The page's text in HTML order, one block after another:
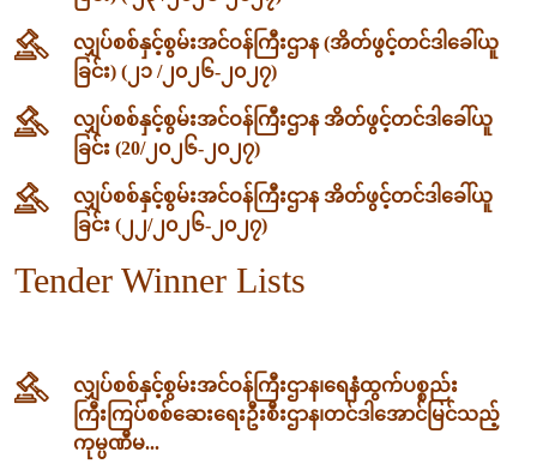
လျှပ်စစ်နှင့်စွမ်းအင်ဝန်ကြီးဌာန (အိတ်ဖွင့်တင်ဒါခေါ်ယူ
ခြင်း) (၂၁ /၂၀၂၆-၂၀၂၇)
လျှပ်စစ်နှင့်စွမ်းအင်ဝန်ကြီးဌာန အိတ်ဖွင့်တင်ဒါခေါ်ယူ
ခြင်း (20/၂၀၂၆-၂၀၂၇)
လျှပ်စစ်နှင့်စွမ်းအင်ဝန်ကြီးဌာန အိတ်ဖွင့်တင်ဒါခေါ်ယူ
ခြင်း (၂၂/၂၀၂၆-၂၀၂၇)
Tender Winner Lists
လျှပ်စစ်နှင့်စွမ်းအင်ဝန်ကြီးဌာန၊‌ရေနံထွက်ပစ္စည်း
ကြီးကြပ်စစ်ဆေးရေးဦးစီးဌာန၊တင်ဒါအောင်မြင်သည့်
ကုမ္ပဏီမ...